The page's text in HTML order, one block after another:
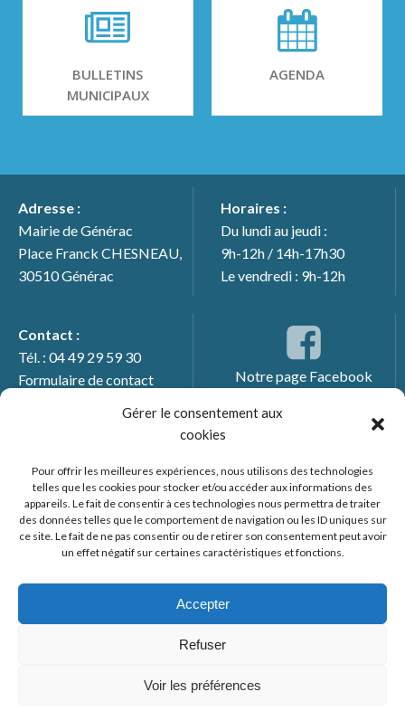
Gérer le consentement aux
cookies
Pour offrir les meilleures expériences, nous utilisons des technologies
telles que les cookies pour stocker et/ou accéder aux informations des
appareils. Le fait de consentir à ces technologies nous permettra de traiter
des données telles que le comportement de navigation ou les ID uniques sur
ce site. Le fait de ne pas consentir ou de retirer son consentement peut avoir
un effet négatif sur certaines caractéristiques et fonctions.
Accepter
Refuser
Voir les préférences
BULLETINS
MUNICIPAUX
AGENDA
Adresse :
Mairie de Générac
Place Franck CHESNEAU,
30510 Générac
Horaires :
Du lundi au jeudi :
9h-12h / 14h-17h30
Le vendredi : 9h-12h
Contact :
Tél. : 04 49 29 59 30
Formulaire de contact
Notre page Facebook